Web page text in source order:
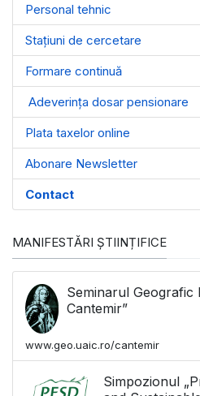
Personal tehnic
Stațiuni de cercetare
Formare continuă
Adeverința dosar pensionare
Plata taxelor online
Abonare Newsletter
Contact
MANIFESTĂRI ȘTIINȚIFICE
Seminarul Geografic
Cantemir”
www.geo.uaic.ro/cantemir
Simpozionul